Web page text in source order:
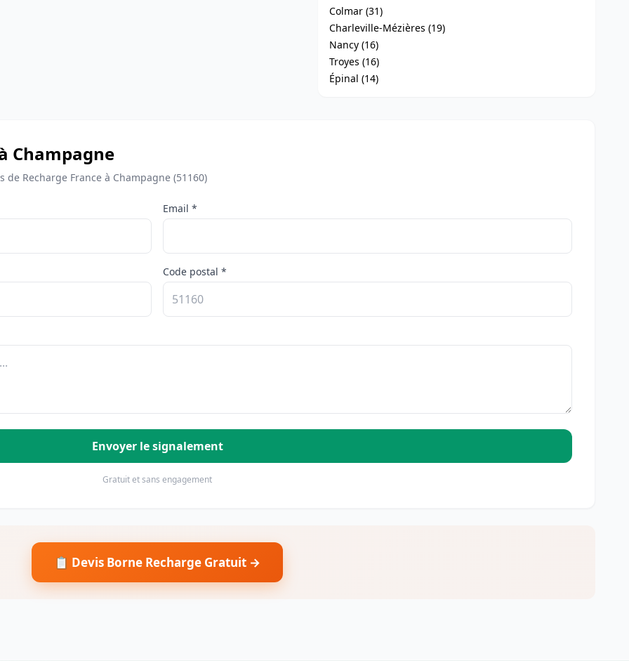
Colmar (31)
Charleville-Mézières (19)
Nancy (16)
Troyes (16)
Épinal (14)
Champagne
Recharge France à Champagne (51160)
Email *
Code postal *
Envoyer le signalement
Gratuit et sans engagement
📋 Devis Borne Recharge Gratuit →